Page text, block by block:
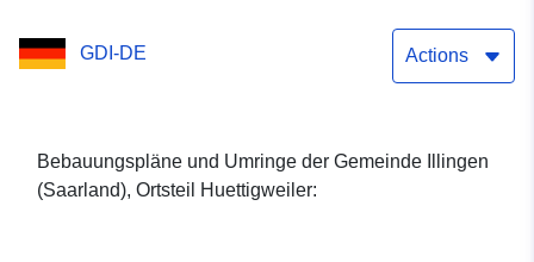
GDI-DE Actions
Bebauungspläne und Umringe der Gemeinde Illingen
(Saarland), Ortsteil Huettigweiler: